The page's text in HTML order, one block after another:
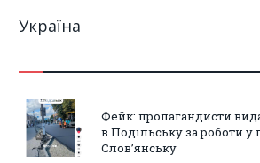
Україна
Фейк: пропагандисти
в Подільську за роботи
Слов’янську